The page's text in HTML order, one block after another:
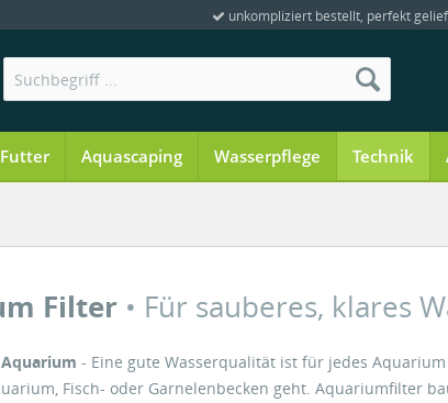
unkompliziert bestellt, perfekt
Futter Aquascaping Wasserpflege Technik
Filter • Für sauberes, klares
- Eine gute Wasserqualität ist für jedes
Fisch- oder Garnelenbecken geht. Aquariumfilter